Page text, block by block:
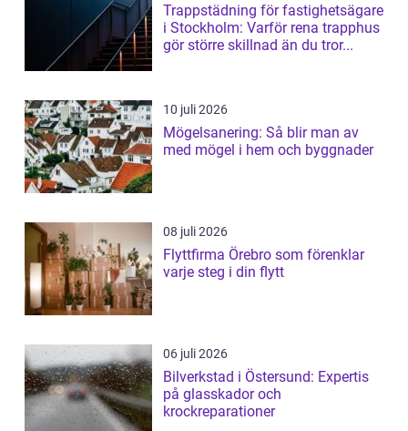
Trappstädning för fastighetsägare
i Stockholm: Varför rena trapphus
gör större skillnad än du tror...
10 juli 2026
Mögelsanering: Så blir man av
med mögel i hem och byggnader
08 juli 2026
Flyttfirma Örebro som förenklar
varje steg i din flytt
06 juli 2026
Bilverkstad i Östersund: Expertis
på glasskador och
krockreparationer